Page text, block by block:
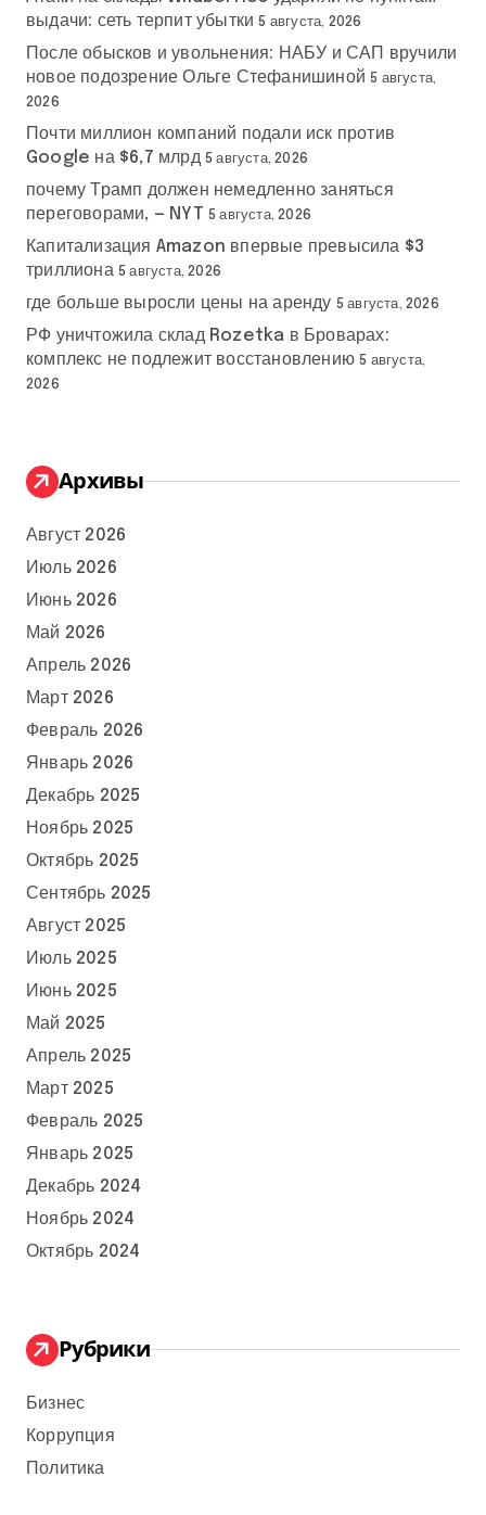
выдачи: сеть терпит убытки 5 августа, 2026
После обысков и увольнения: НАБУ и САП вручили
новое подозрение Ольге Стефанишиной 5 августа,
2026
Почти миллион компаний подали иск против
Google на $6,7 млрд 5 августа, 2026
почему Трамп должен немедленно заняться
переговорами, — NYT 5 августа, 2026
Капитализация Amazon впервые превысила $3
триллиона 5 августа, 2026
где больше выросли цены на аренду 5 августа, 2026
РФ уничтожила склад Rozetka в Броварах:
комплекс не подлежит восстановлению 5 августа,
2026
Архивы
Август 2026
Июль 2026
Июнь 2026
Май 2026
Апрель 2026
Март 2026
Февраль 2026
Январь 2026
Декабрь 2025
Ноябрь 2025
Октябрь 2025
Сентябрь 2025
Август 2025
Июль 2025
Июнь 2025
Май 2025
Апрель 2025
Март 2025
Февраль 2025
Январь 2025
Декабрь 2024
Ноябрь 2024
Октябрь 2024
Рубрики
Бизнес
Коррупция
Политика